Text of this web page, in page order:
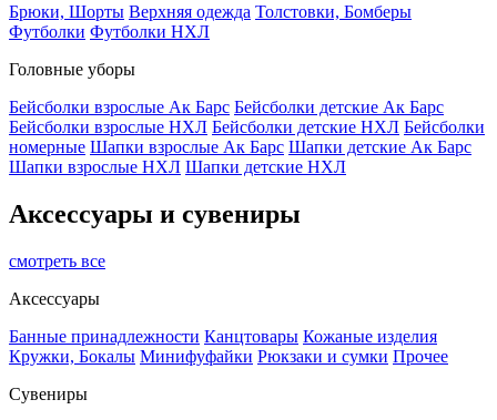
Брюки, Шорты Верхняя одежда Толстовки, Бомберы
Футболки Футболки НХЛ
Головные уборы
Бейсболки взрослые Ак Барс Бейсболки детские Ак Барс
Бейсболки взрослые НХЛ Бейсболки детские НХЛ Бейсболки
номерные Шапки взрослые Ак Барс Шапки детские Ак Барс
Шапки взрослые НХЛ Шапки детские НХЛ
Аксессуары и сувениры
смотреть все
Аксессуары
Банные принадлежности Канцтовары Кожаные изделия
Кружки, Бокалы Минифуфайки Рюкзаки и сумки Прочее
Сувениры